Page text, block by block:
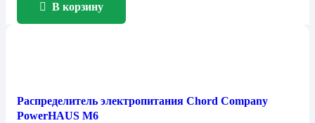
В корзину
Распределитель электропитания Chord Company
PowerHAUS M6